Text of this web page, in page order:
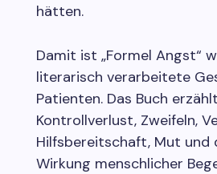
hätten.
Damit ist „Formel Angst“
literarisch verarbeitete
Patienten. Das Buch
Kontrollverlust, Zweifeln,
Hilfsbereitschaft, Mut und
Wirkung menschlicher